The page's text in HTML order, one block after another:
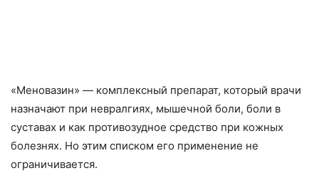
«Меновазин» — комплексный препарат, который врачи
назначают при невралгиях, мышечной боли, боли в
суставах и как противозудное средство при кожных
болезнях. Но этим списком его применение не
ограничивается.